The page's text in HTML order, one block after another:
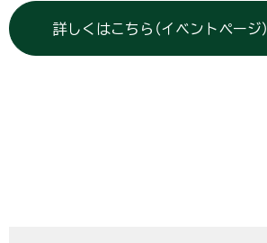
詳しくはこちら（イベントページ）